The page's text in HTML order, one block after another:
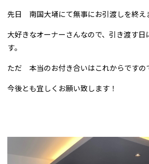
先日 南国大埇にて無事にお引渡しを終え
大好きなオーナーさんなので、引き渡す日
す。
ただ 本当のお付き合いはこれからですの
今後とも宜しくお願い致します！